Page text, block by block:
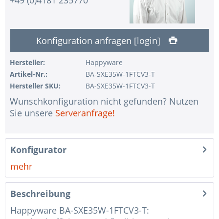
ohne Konfiguration IPMI Interface
ohne RAID-Konfiguration
1 Stk.
ohne Vorinstallation des Betriebssystems
1 Stk.
Hinweise + Kommentare für die Montage
1 Stk.
Kein Land ausgewählt
Konfiguration anfragen [login]
Hersteller:
Happyware
Artikel-Nr.:
BA-SXE35W-1FTCV3-T
Hersteller SKU:
BA-SXE35W-1FTCV3-T
Wunschkonfiguration nicht gefunden? Nutzen
Sie unsere Serveranfrage!
Konfigurator
mehr
Beschreibung
Happyware BA-SXE35W-1FTCV3-T: